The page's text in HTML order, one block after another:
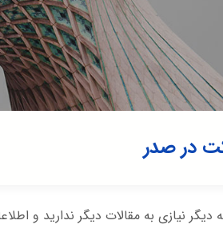
در صدر
دیگر نیازی به مقالات دیگر ندارید و